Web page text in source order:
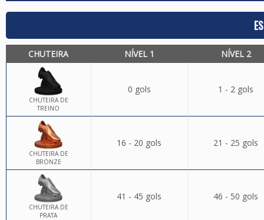
CHUTEIRA NÍVEL 1 NÍVEL 2
CHUTEIRA DE
TREINO
0 gols 1 - 2 gols
CHUTEIRA DE
BRONZE
16 - 20 gols 21 - 25 gols
CHUTEIRA DE
PRATA
41 - 45 gols 46 - 50 gols